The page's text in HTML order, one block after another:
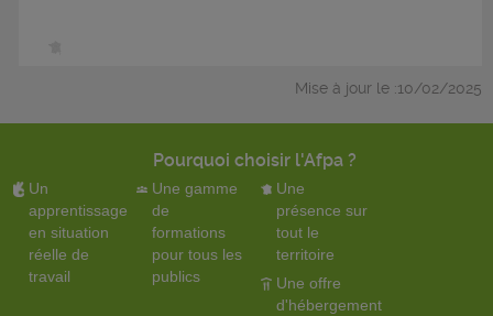
Mise à jour le :10/02/2025
Pourquoi choisir l'Afpa ?
Un
apprentissage
en situation
réelle de
travail
Une gamme
de
formations
pour tous les
publics
Une
présence sur
tout le
territoire
Une offre
d'hébergement